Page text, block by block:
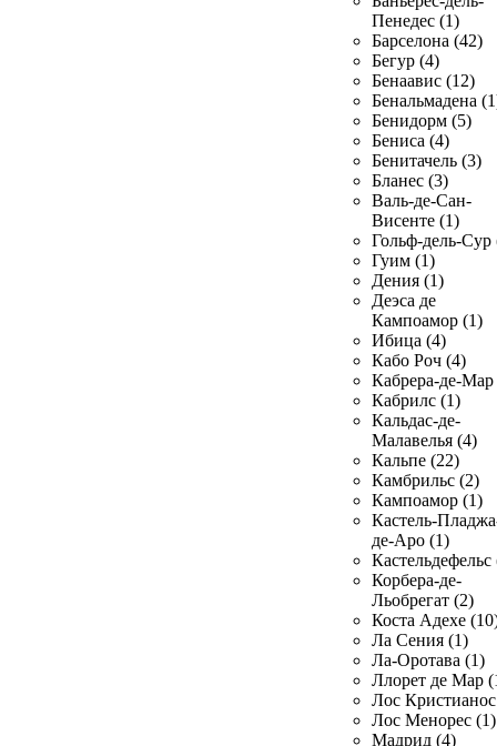
Пенедес (1)
Барселона (42)
Бегур (4)
Бенаавис (12)
Бенальмадена
Бенидорм (5)
Бениса (4)
Бенитачель (3)
Бланес (3)
Валь-де-Сан-
Висенте (1)
Гольф-дель-Сур
Гуим (1)
Дения (1)
Деэса де
Кампоамор (1)
Ибица (4)
Кабо Роч (4)
Кабрера-де-Мар
Кабрилс (1)
Кальдас-де-
Малавелья (4)
Кальпе (22)
Камбрильс (2)
Кампоамор (1)
Кастель-
де-Аро (1)
Кастельдефельс
Корбера-де-
Льобрегат (2)
Коста Адехе
Ла Сения (1)
Ла-Оротава (1)
Ллорет де Мар
Лос
Лос Менорес (1)
Мадрид (4)